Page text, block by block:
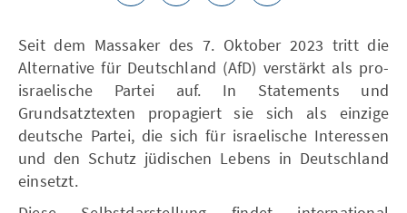
Seit dem Massaker des 7. Oktober 2023 tritt die
Alternative für Deutschland (AfD) verstärkt als pro-
israelische Partei auf. In Statements und
Grundsatztexten propagiert sie sich als einzige
deutsche Partei, die sich für israelische Interessen
und den Schutz jüdischen Lebens in Deutschland
einsetzt.